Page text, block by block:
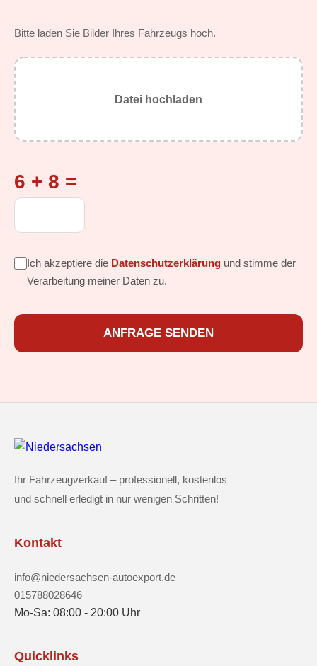
Bitte laden Sie Bilder Ihres Fahrzeugs hoch.
Datei hochladen
6 + 8 =
Ich akzeptiere die Datenschutzerklärung und stimme der
Verarbeitung meiner Daten zu.
ANFRAGE SENDEN
Ihr Fahrzeugverkauf – professionell, kostenlos
und schnell erledigt in nur wenigen Schritten!
Kontakt
info@niedersachsen-autoexport.de
015788028646
Mo-Sa: 08:00 - 20:00 Uhr
Quicklinks